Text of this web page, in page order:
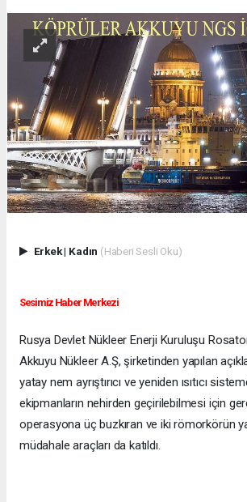
Erkek| Kadın (Haberi Sesli Oku)
Sesimiz Haber Merkezi
Rusya Devlet Nükleer Enerji Kuruluşu
Akkuyu Nükleer A.Ş, şirketinden yapılan
yatay nem ayrıştırıcı ve yeniden ısıtıcı
ekipmanların nehirden geçirilebilmesi için
operasyona üç buzkıran ve iki römorkörün
müdahale araçları da katıldı.